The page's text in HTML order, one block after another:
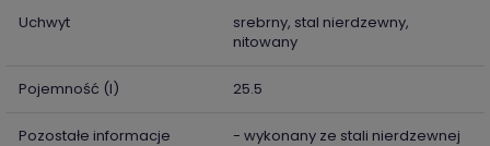
Uchwyt
srebrny, stal nierdzewny,
nitowany
Pojemność (l) 25.5
Pozostałe informacje
- wykonany ze stali nierdzewnej